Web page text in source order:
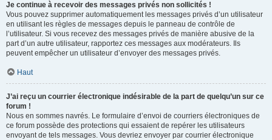
Je continue à recevoir des messages privés non sollicités !
Vous pouvez supprimer automatiquement les messages privés d’un utilisateur
en utilisant les règles de messages depuis le panneau de contrôle de
l’utilisateur. Si vous recevez des messages privés de manière abusive de la
part d’un autre utilisateur, rapportez ces messages aux modérateurs. Ils
peuvent empêcher un utilisateur d’envoyer des messages privés.
Haut
J’ai reçu un courrier électronique indésirable de la part de quelqu’un sur ce
forum !
Nous en sommes navrés. Le formulaire d’envoi de courriers électroniques de
ce forum possède des protections qui essaient de repérer les utilisateurs
envoyant de tels messages. Vous devriez envoyer par courrier électronique